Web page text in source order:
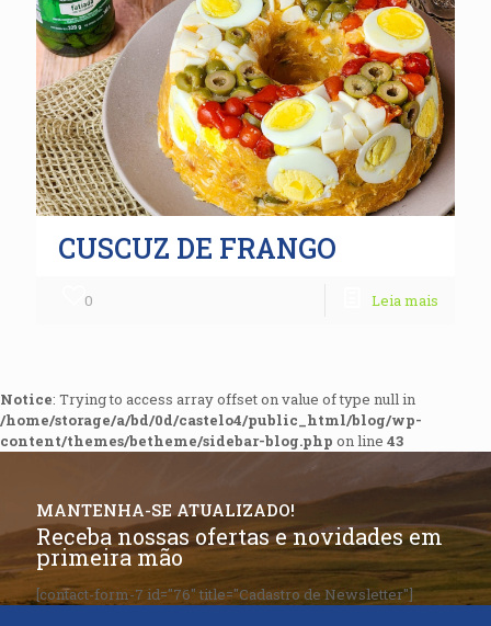
CUSCUZ DE FRANGO
0 Leia mais
Notice: Trying to access array offset on value of type null in
/home/storage/a/bd/0d/castelo4/public_html/blog/wp-
content/themes/betheme/sidebar-blog.php on line 43
MANTENHA-SE ATUALIZADO!
Receba nossas ofertas e novidades em
primeira mão
[contact-form-7 id="76" title="Cadastro de Newsletter"]